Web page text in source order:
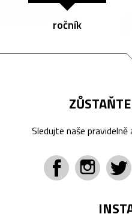
ročník
Sledujte naše